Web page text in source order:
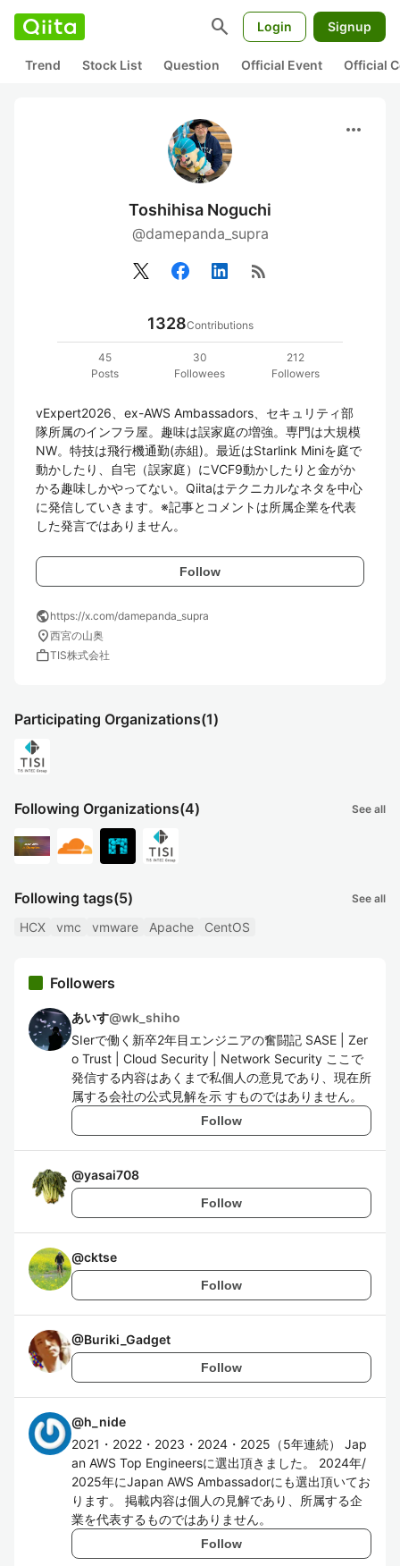
search Login Signup
Trend Stock List Question Official Event Official
more_horiz
Toshihisa Noguchi
@damepanda_supra
rss_feed
1328Contributions
45
Posts
30
Followees
212
Followers
vExpert2026、ex-AWS Ambassadors、セキュリティ部
隊所属のインフラ屋。趣味は誤家庭の増強。専門は大規模
NW。特技は飛行機通勤(赤組)。最近はStarlink Miniを庭で
動かしたり、自宅（誤家庭）にVCF9動かしたりと金がか
かる趣味しかやってない。Qiitaはテクニカルなネタを中心
に発信していきます。※記事とコメントは所属企業を代表
した発言ではありません。
Follow
publichttps://x.com/damepanda_supra
location_on西宮の山奥
workTIS株式会社
Participating Organizations(1)
Following Organizations(4) See all
Following tags(5) See all
HCX vmc vmware Apache CentOS
Followers
あいす@wk_shiho
SIerで働く新卒2年目エンジニアの奮闘記 SASE | Zer
o Trust | Cloud Security | Network Security ここで
発信する内容はあくまで私個人の意見であり、現在所
属する会社の公式見解を示 すものではありません。
Follow
@yasai708
Follow
@cktse
Follow
@Buriki_Gadget
Follow
@h_nide
2021・2022・2023・2024・2025（5年連続） Jap
an AWS Top Engineersに選出頂きました。 2024年/
2025年にJapan AWS Ambassadorにも選出頂いてお
ります。 掲載内容は個人の見解であり、所属する企
業を代表するものではありません。
Follow